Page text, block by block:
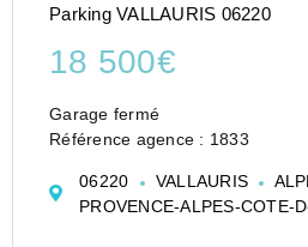
Parking VALLAURIS 06220
18 500€
Garage fermé
Référence agence : 1833
06220 VALLAURIS
PROVENCE-ALPES-COTE-